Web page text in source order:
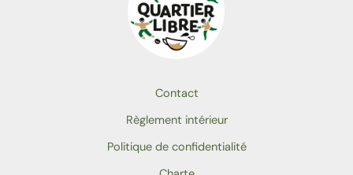
Contact
Règlement intérieur
Politique de confidentialité